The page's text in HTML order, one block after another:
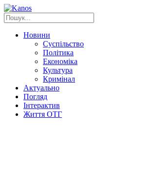
Новини
Суспільство
Політика
Економіка
Культура
Кримінал
Актуально
Погляд
Інтерактив
Життя ОТГ